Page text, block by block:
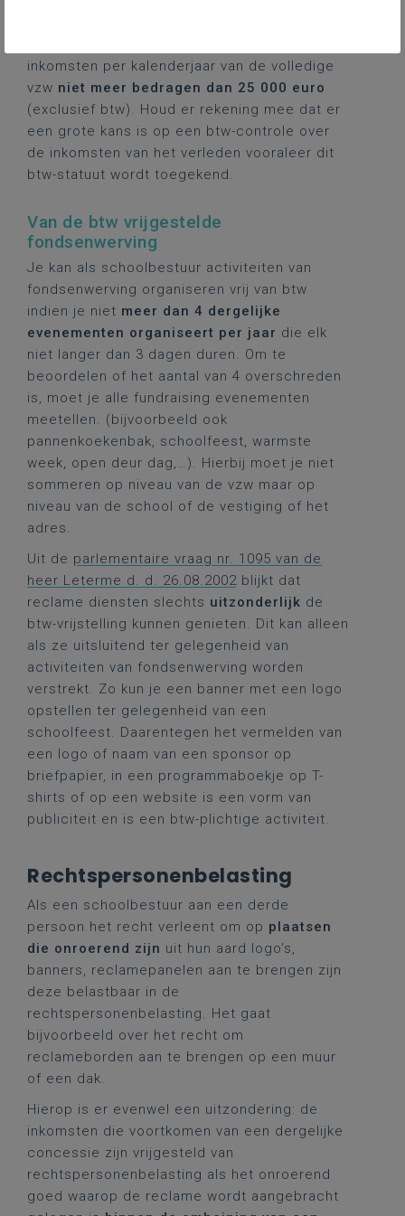
inkomsten per kalenderjaar van de volledige
vzw niet meer bedragen dan 25 000 euro
(exclusief btw). Houd er rekening mee dat er
een grote kans is op een btw-controle over
de inkomsten van het verleden vooraleer dit
btw-statuut wordt toegekend.
Van de btw vrijgestelde
fondsenwerving
Je kan als schoolbestuur activiteiten van
fondsenwerving organiseren vrij van btw
indien je niet meer dan 4 dergelijke
evenementen organiseert per jaar die elk
niet langer dan 3 dagen duren. Om te
beoordelen of het aantal van 4 overschreden
is, moet je alle fundraising evenementen
meetellen. (bijvoorbeeld ook
pannenkoekenbak, schoolfeest, warmste
week, open deur dag,…). Hierbij moet je niet
sommeren op niveau van de vzw maar op
niveau van de school of de vestiging of het
adres.
Uit de parlementaire vraag nr. 1095 van de
heer Leterme d. d. 26.08.2002 blijkt dat
reclame diensten slechts uitzonderlijk de
btw-vrijstelling kunnen genieten. Dit kan alleen
als ze uitsluitend ter gelegenheid van
activiteiten van fondsenwerving worden
verstrekt. Zo kun je een banner met een logo
opstellen ter gelegenheid van een
schoolfeest. Daarentegen het vermelden van
een logo of naam van een sponsor op
briefpapier, in een programmaboekje op T-
shirts of op een website is een vorm van
publiciteit en is een btw-plichtige activiteit.
Rechtspersonenbelasting
Als een schoolbestuur aan een derde
persoon het recht verleent om op plaatsen
die onroerend zijn uit hun aard logo’s,
banners, reclamepanelen aan te brengen zijn
deze belastbaar in de
rechtspersonenbelasting. Het gaat
bijvoorbeeld over het recht om
reclameborden aan te brengen op een muur
of een dak.
Hierop is er evenwel een uitzondering: de
inkomsten die voortkomen van een dergelijke
concessie zijn vrijgesteld van
rechtspersonenbelasting als het onroerend
goed waarop de reclame wordt aangebracht